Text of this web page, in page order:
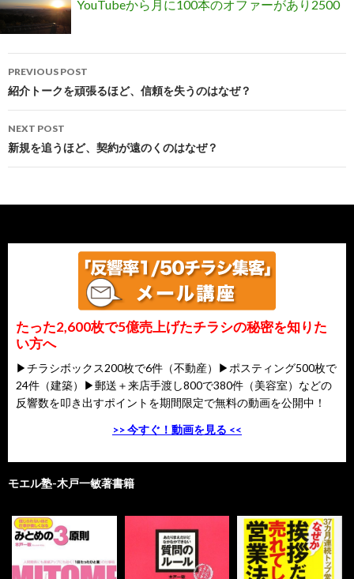
YouTubeから月に100本のオファーがあり2500
Post
navigation
PREVIOUS POST
紹介トークを頑張るほど、信頼を失うのはなぜ？
NEXT POST
新規を追うほど、契約が遠のくのはなぜ？
たった2,600枚で5億売上げたチラシの秘密を知りた
い方へ
▶チラシボックス200枚で6件（不動産）▶ポスティング500枚で
24件（建築）▶郵送＋来店手渡し800で380件（美容室）などの
反響数を叩き出すポイントを期間限定で無料の動画を公開中！
>> 今すぐ！動画を見る <<
モエル塾-木戸一敏著書籍